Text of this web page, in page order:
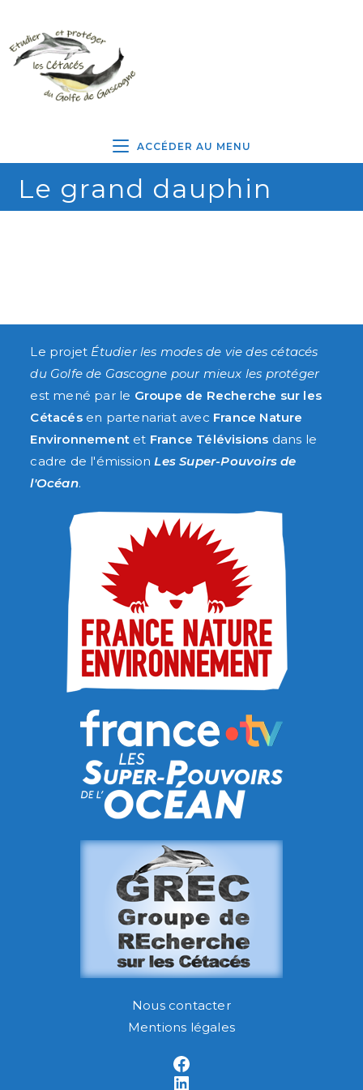
ACCÉDER AU MENU
Le grand dauphin
Le projet Étudier les modes de vie des cétacés
du Golfe de Gascogne pour mieux les protéger
est mené par le Groupe de Recherche sur les
Cétacésen partenariat avec France Nature
Environnement et France Télévisions dans le
cadre de l'émission Les Super-Pouvoirs de
l'Océan.
Nous contacter
Mentions légales